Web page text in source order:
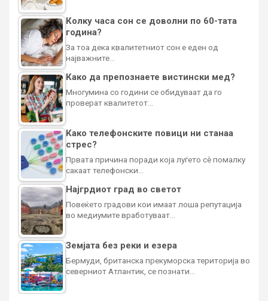
Колку часа сон се доволни по 60-тата
година?
За тоа дека квалитетниот сон е еден од
најважните…
Како да препознаете вистински мед?
Многумина со години се обидуваат да го
проверат квалитетот…
Како телефонските повици ни станаа
стрес?
Првата причина поради која луѓето сè помалку
сакаат телефонски…
Најгрдиот град во светот
Повеќето градови кои имаат лоша репутација
во медиумите вработуваат…
Земјата без реки и езера
Бермуди, британска прекуморска територија во
северниот Атлантик, се познати…